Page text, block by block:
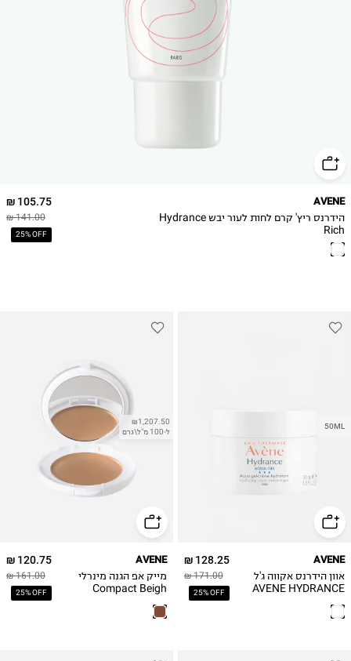
105.75 ₪
141.00 ₪
25% OFF
AVENE
הידרנס ריץ' קרם לחות לעור יבש Hydrance
Rich
50ML
128.25 ₪
171.00 ₪
25% OFF
AVENE
אוון הידרנס אקווה ג'ל
AVENE HYDRANCE
₪1,207.50
ל-100 מ"ל\גרם
120.75 ₪
161.00 ₪
25% OFF
AVENE
מייק אפ הגנה מינרלי
Compact Beigh